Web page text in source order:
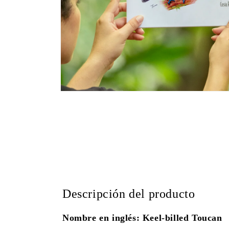
Descripción del producto
Nombre en inglés: Keel-billed Toucan